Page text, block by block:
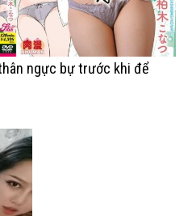
ngực bự trước khi để